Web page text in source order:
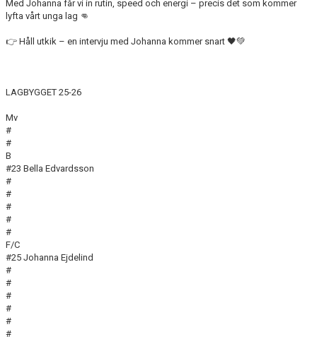
SERIETABELL
Med Johanna får vi in rutin, speed och energi – precis det som kommer
lyfta vårt unga lag 👊
👉 Håll utkik – en intervju med Johanna kommer snart 🖤💚
LAGBYGGET 25-26
Mv
#
#
B
#23 Bella Edvardsson
#
#
#
#
#
F/C
#25 Johanna Ejdelind
#
#
#
#
#
#